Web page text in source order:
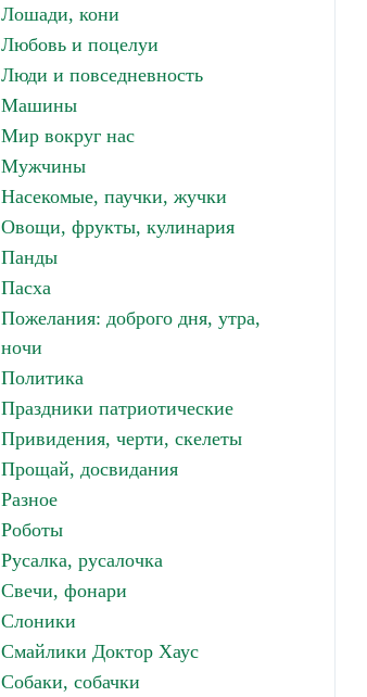
Лошади, кони
Любовь и поцелуи
Люди и повседневность
Машины
Мир вокруг нас
Мужчины
Насекомые, паучки, жучки
Овощи, фрукты, кулинария
Панды
Пасха
Пожелания: доброго дня, утра,
ночи
Политика
Праздники патриотические
Привидения, черти, скелеты
Прощай, досвидания
Разное
Роботы
Русалка, русалочка
Свечи, фонари
Слоники
Смайлики Доктор Хаус
Собаки, собачки